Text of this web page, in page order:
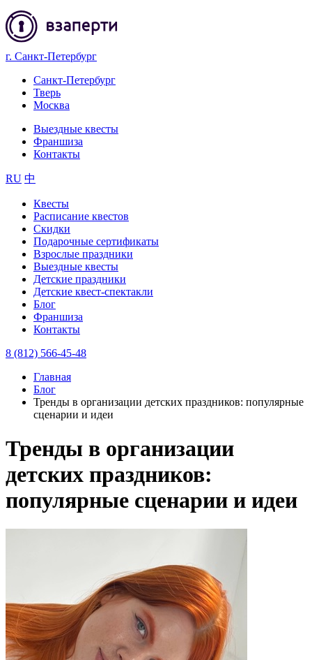
г. Санкт-Петербург
Санкт-Петербург
Тверь
Москва
Выездные квесты
Франшиза
Контакты
RU 中
Квесты
Расписание квестов
Скидки
Подарочные сертификаты
Взрослые праздники
Выездные квесты
Детские праздники
Детские квест-спектакли
Блог
Франшиза
Контакты
8 (812) 566-45-48
Главная
Блог
Тренды в организации детских праздников: популярные
сценарии и идеи
Тренды в организации
детских праздников:
популярные сценарии и идеи